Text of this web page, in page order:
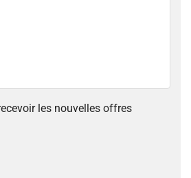
les nouvelles offres